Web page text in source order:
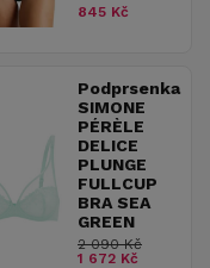
845 Kč
Podprsenka
SIMONE
PÉRÈLE
DELICE
PLUNGE
FULLCUP
BRA SEA
GREEN
2 090 Kč
1 672 Kč